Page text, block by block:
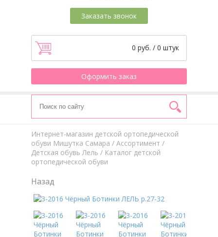
Заказать звонок
0 руб. / 0 штук
Оформить заказ
Интернет-магазин детской ортопедической
обуви Мишутка Самара / Aссортимент /
Детская обувь Лель / Каталог детской
ортопедической обуви
Назад